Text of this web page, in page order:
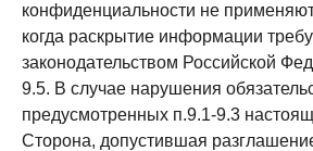
конфиденциальности не
когда раскрытие информации
законодательством Российской
9.5. В случае нарушения
предусмотренных п.9.1-9.3
Сторона, допустившая